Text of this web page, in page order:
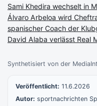
Synthetisiert von der
Veröffentlicht: 11.6.2026
Autor: sportnachrichten
Sami Khedira wechselt in
Álvaro Arbeloa wird
spanischer Coach der
David Alaba verlässt Real